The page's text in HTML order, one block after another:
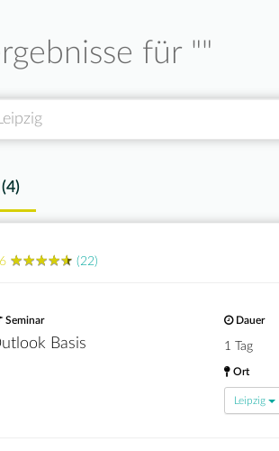
für ""
4)
★★★★★
★★★★★ (22)
Seminar
Basis
Dauer
1 Tag
Ort
Leipzig